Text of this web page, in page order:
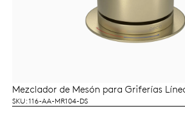
LEER MÁS
Mezclador de Mesón para Griferías
SKU: 116-AA-MR104-DS